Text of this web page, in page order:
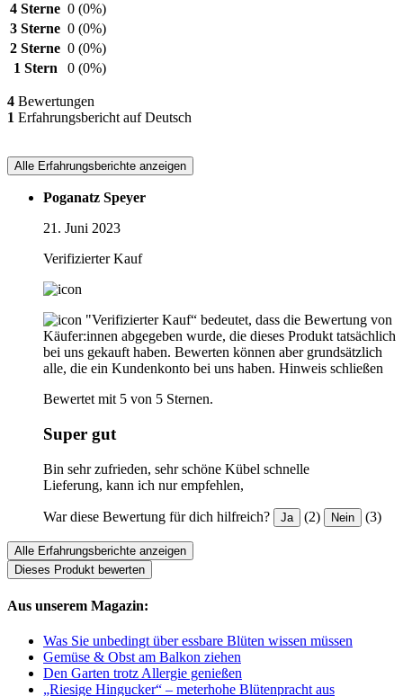
4 Sterne 0 (0%)
3 Sterne 0 (0%)
2 Sterne 0 (0%)
1 Stern
0 (0%)
4 Bewertungen
1 Erfahrungsbericht auf Deutsch
Alle Erfahrungsberichte anzeigen
Poganatz Speyer
21. Juni 2023
Verifizierter Kauf
"Verifizierter Kauf“ bedeutet, dass die Bewertung von
Käufer:innen abgegeben wurde, die dieses Produkt tatsächlich
bei uns gekauft haben. Bewerten können aber grundsätzlich
alle, die ein Kundenkonto bei uns haben. Hinweis schließen
Bewertet mit 5 von 5 Sternen.
Super gut
Bin sehr zufrieden, sehr schöne Kübel schnelle
Lieferung, kann ich nur empfehlen,
War diese Bewertung für dich hilfreich? Ja (2) Nein (3)
Alle Erfahrungsberichte anzeigen
Dieses Produkt bewerten
Aus unserem Magazin:
Was Sie unbedingt über essbare Blüten wissen müssen
Gemüse & Obst am Balkon ziehen
Den Garten trotz Allergie genießen
„Riesige Hingucker“ – meterhohe Blütenpracht aus